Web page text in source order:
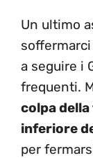
Un ultimo
a seguire i
frequenti.
colpa
inferiore
per